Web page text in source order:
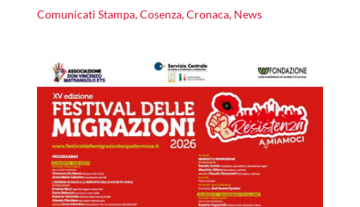
Comunicati Stampa,Cosenza,Cronaca, News